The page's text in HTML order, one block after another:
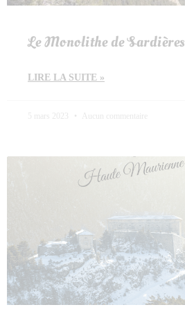
Le Monolithe de Sardières
LIRE LA SUITE »
5 mars 2023